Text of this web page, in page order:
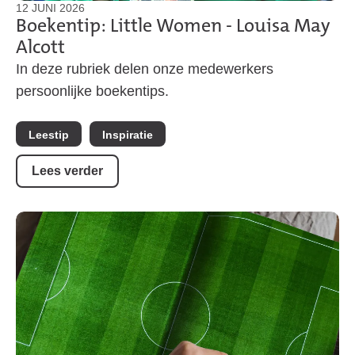
Lees verder
12 JUNI 2026
Boekentip: Little Women - Louisa May
Alcott
In deze rubriek delen onze medewerkers
persoonlijke boekentips.
Leestip Inspiratie